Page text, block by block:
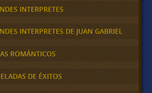
INTERPRETES
INTERPRETES DE JUAN GABRIEL
ROMÁNTICOS
DE ÉXITOS